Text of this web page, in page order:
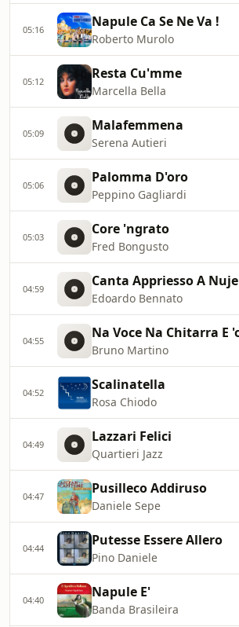
05:16 Napule Ca Se Ne Va !
Roberto Murolo
05:12 Resta Cu'mme
Marcella Bella
05:09 Malafemmena
Serena Autieri
05:06 Palomma D'oro
Peppino Gagliardi
05:03 Core 'ngrato
Fred Bongusto
04:59 Canta Appriesso A Nuje
Edoardo Bennato
04:55
Bruno Martino
04:52 Scalinatella
Rosa Chiodo
04:49 Lazzari Felici
Quartieri Jazz
04:47 Pusilleco Addiruso
Daniele Sepe
04:44 Putesse Essere Allero
Pino Daniele
04:40 Napule E'
Banda Brasileira